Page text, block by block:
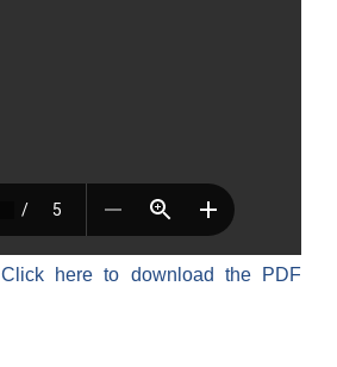
Click here to download the PDF